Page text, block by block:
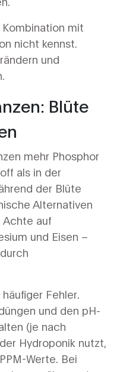
mit
nicht kennst.
und
Blüte
mehr Phosphor
als in der
der Blüte
Alternativen
Achte auf
und Eisen –
Fehler.
und den pH-
(je nach
Hydroponik nutzt,
Werte. Bei